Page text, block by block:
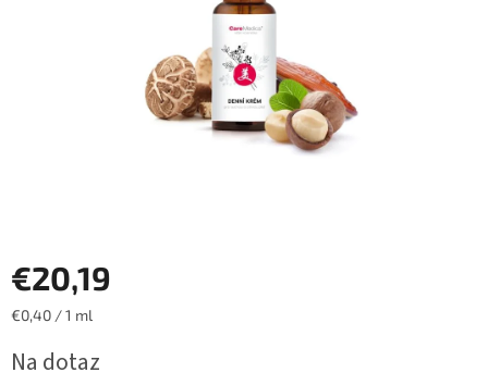
€20,19
Jednotková
€0,40 / 1 ml
Na dotaz